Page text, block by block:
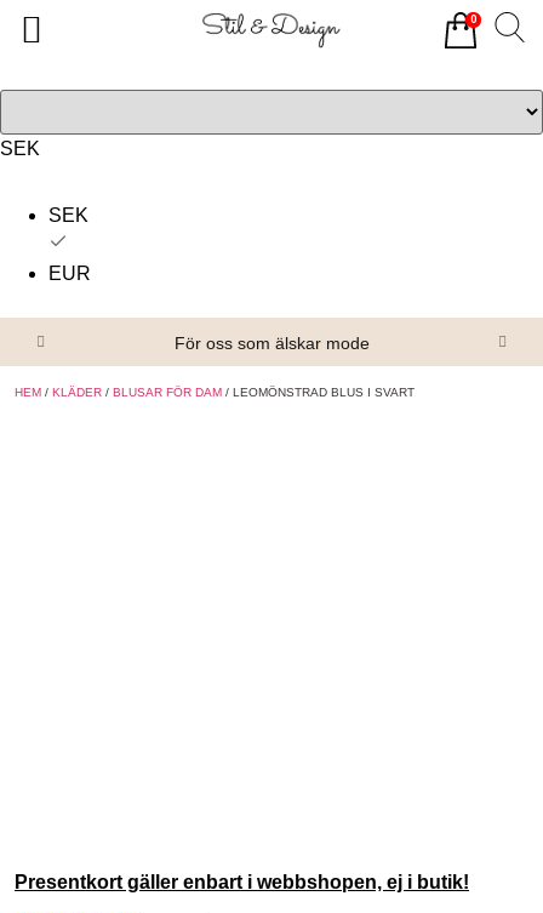
SEK
SEK
EUR
För oss som älskar mode
HEM / KLÄDER / BLUSAR FÖR DAM / LEOMÖNSTRAD BLUS I SVART
Presentkort gäller enbart i webbshopen, ej i butik!
0
Alla produkter
Om oss